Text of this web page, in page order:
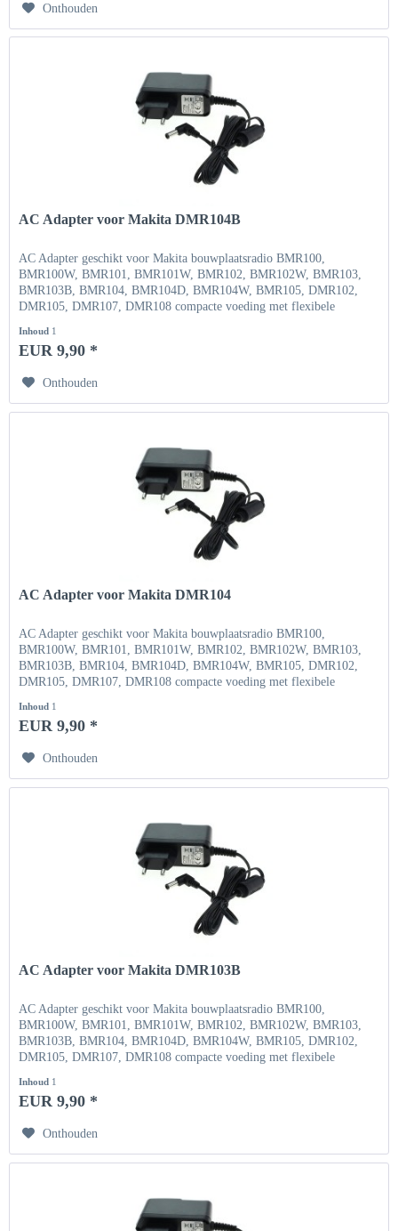
Onthouden
AC Adapter voor Makita DMR104B
AC Adapter geschikt voor Makita bouwplaatsradio BMR100,
BMR100W, BMR101, BMR101W, BMR102, BMR102W, BMR103,
BMR103B, BMR104, BMR104D, BMR104W, BMR105, DMR102,
DMR105, DMR107, DMR108 compacte voeding met flexibele
Inhoud 1
EUR 9,90 *
Onthouden
AC Adapter voor Makita DMR104
AC Adapter geschikt voor Makita bouwplaatsradio BMR100,
BMR100W, BMR101, BMR101W, BMR102, BMR102W, BMR103,
BMR103B, BMR104, BMR104D, BMR104W, BMR105, DMR102,
DMR105, DMR107, DMR108 compacte voeding met flexibele
Inhoud 1
EUR 9,90 *
Onthouden
AC Adapter voor Makita DMR103B
AC Adapter geschikt voor Makita bouwplaatsradio BMR100,
BMR100W, BMR101, BMR101W, BMR102, BMR102W, BMR103,
BMR103B, BMR104, BMR104D, BMR104W, BMR105, DMR102,
DMR105, DMR107, DMR108 compacte voeding met flexibele
Inhoud 1
EUR 9,90 *
Onthouden